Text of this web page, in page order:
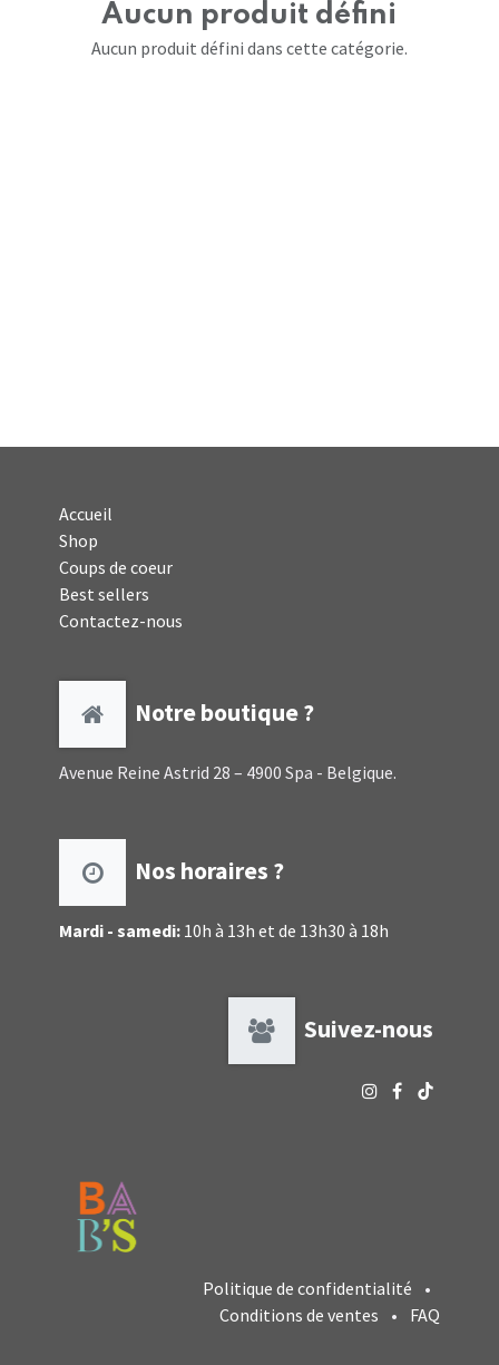
Aucun produit défini
Aucun produit défini dans cette catégorie.
Accueil
Shop
Coups de coeur
Best sellers
Contactez-nous
Notre boutique ?
Avenue Reine Astrid 28 – 4900 Spa - Belgique.
Nos horaires ?
Mardi - samedi: 10h à 13h et de 13h30 à 18h
Suivez-nous
Politique de confidentialité
•
Conditions de ventes
• FAQ